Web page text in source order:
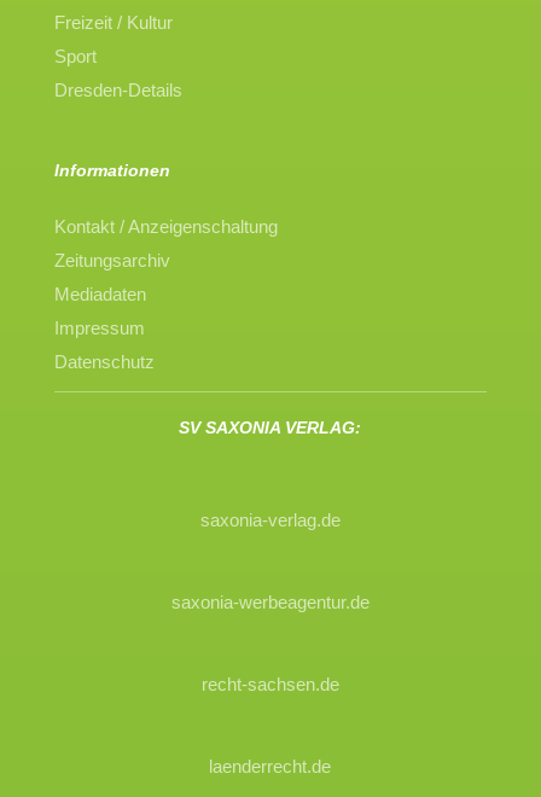
Freizeit / Kultur
Sport
Dresden-Details
Informationen
Kontakt / Anzeigenschaltung
Zeitungsarchiv
Mediadaten
Impressum
Datenschutz
SV SAXONIA VERLAG:
saxonia-verlag.de
saxonia-werbeagentur.de
recht-sachsen.de
laenderrecht.de